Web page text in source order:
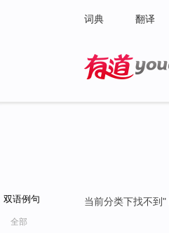
词典 翻译
双语例句
全部
当前分类下找不到"